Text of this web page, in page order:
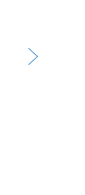
par les options en plus de
HAMMAM). Je recommande
- NICOD